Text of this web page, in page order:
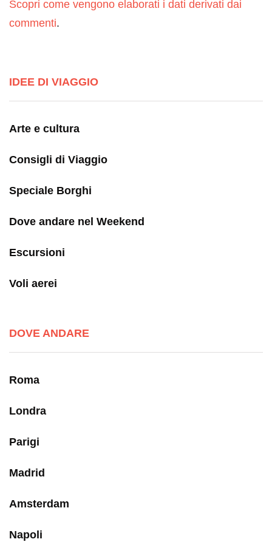
Scopri come vengono elaborati i dati derivati dai
commenti.
IDEE DI VIAGGIO
Arte e cultura
Consigli di Viaggio
Speciale Borghi
Dove andare nel Weekend
Escursioni
Voli aerei
DOVE ANDARE
Roma
Londra
Parigi
Madrid
Amsterdam
Napoli